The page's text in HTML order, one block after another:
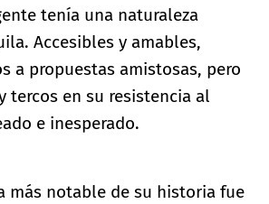
tenía una naturaleza
Accesibles y amables,
a propuestas amistosas, pero
tercos en su resistencia al
e inesperado.
más notable de su historia fue